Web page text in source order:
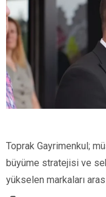
Toprak Gayrimenkul;
büyüme stratejisi ve
yükselen markaları